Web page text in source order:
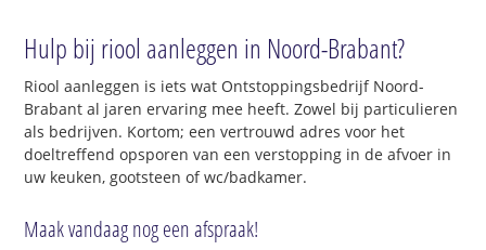
Hulp bij riool aanleggen in Noord-Brabant?
Riool aanleggen is iets wat Ontstoppingsbedrijf Noord-
Brabant al jaren ervaring mee heeft. Zowel bij particulieren
als bedrijven. Kortom; een vertrouwd adres voor het
doeltreffend opsporen van een verstopping in de afvoer in
uw keuken, gootsteen of wc/badkamer.
Maak vandaag nog een afspraak!